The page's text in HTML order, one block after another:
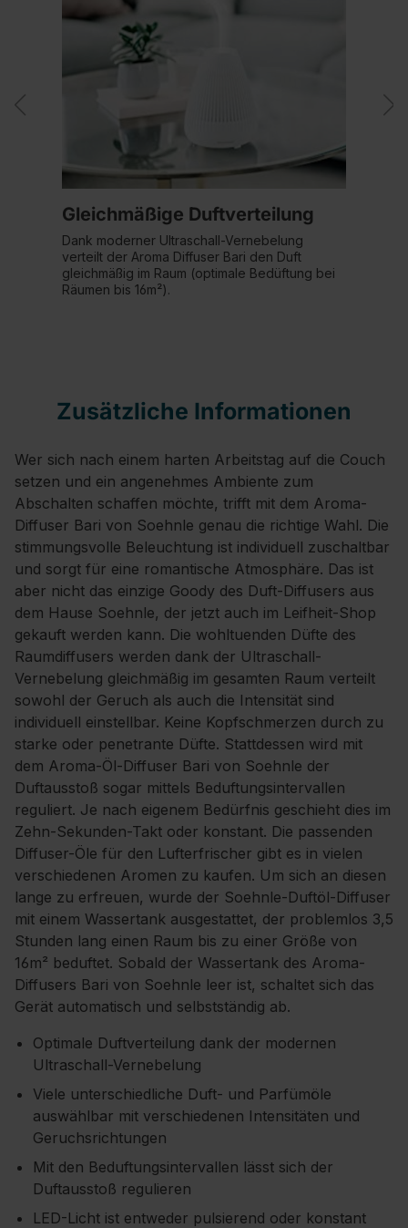
Gleichmäßige Duftverteilung
Dank moderner Ultraschall-Vernebelung
verteilt der Aroma Diffuser Bari den Duft
gleichmäßig im Raum (optimale Bedüftung bei
Räumen bis 16m²).
Zusätzliche Informationen
Wer sich nach einem harten Arbeitstag auf die Couch
setzen und ein angenehmes Ambiente zum
Abschalten schaffen möchte, trifft mit dem Aroma-
Diffuser Bari von Soehnle genau die richtige Wahl. Die
stimmungsvolle Beleuchtung ist individuell zuschaltbar
und sorgt für eine romantische Atmosphäre. Das ist
aber nicht das einzige Goody des Duft-Diffusers aus
dem Hause Soehnle, der jetzt auch im Leifheit-Shop
gekauft werden kann. Die wohltuenden Düfte des
Raumdiffusers werden dank der Ultraschall-
Vernebelung gleichmäßig im gesamten Raum verteilt
sowohl der Geruch als auch die Intensität sind
individuell einstellbar. Keine Kopfschmerzen durch zu
starke oder penetrante Düfte. Stattdessen wird mit
dem Aroma-Öl-Diffuser Bari von Soehnle der
Duftausstoß sogar mittels Beduftungsintervallen
reguliert. Je nach eigenem Bedürfnis geschieht dies im
Zehn-Sekunden-Takt oder konstant. Die passenden
Diffuser-Öle für den Lufterfrischer gibt es in vielen
verschiedenen Aromen zu kaufen. Um sich an diesen
lange zu erfreuen, wurde der Soehnle-Duftöl-Diffuser
mit einem Wassertank ausgestattet, der problemlos 3,5
Stunden lang einen Raum bis zu einer Größe von
16m² beduftet. Sobald der Wassertank des Aroma-
Diffusers Bari von Soehnle leer ist, schaltet sich das
Gerät automatisch und selbstständig ab.
Optimale Duftverteilung dank der modernen
Ultraschall-Vernebelung
Viele unterschiedliche Duft- und Parfümöle
auswählbar mit verschiedenen Intensitäten und
Geruchsrichtungen
Mit den Beduftungsintervallen lässt sich der
Duftausstoß regulieren
LED-Licht ist entweder pulsierend oder konstant